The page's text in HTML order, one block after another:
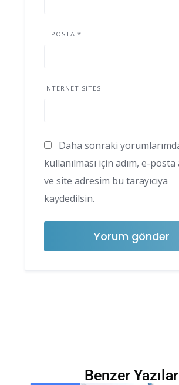
E-POSTA *
İNTERNET SITESI
Daha sonraki
kullanılması için adım, e-
ve site adresim bu tarayıcıya
kaydedilsin.
Benzer Yazılar